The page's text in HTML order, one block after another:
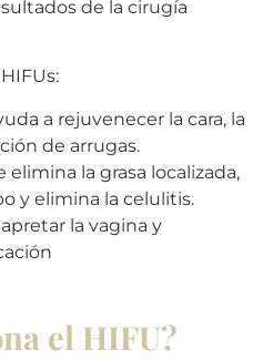
de la cirugía
a rejuvenecer la cara, la
de arrugas.
elimina la grasa localizada,
y elimina la celulitis.
la vagina y
el HIFU?